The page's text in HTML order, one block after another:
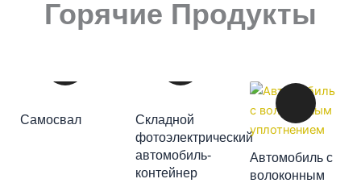
Горячие Продукты
Самосвал
КОРЗИНУ
Складной
фотоэлектрический
автомобиль-
контейнер
ДОБАВИТЬ В
КОРЗИНУ
Автомобиль с
волоконным
ДОБАВИТЬ В